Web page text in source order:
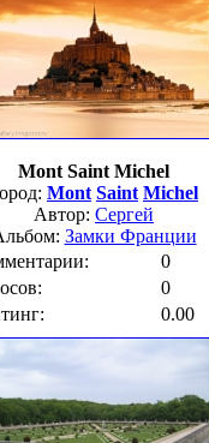
Mont Saint Michel
Mont Saint Michel
Автор: Сергей
Замки Франции
0
0
0.00